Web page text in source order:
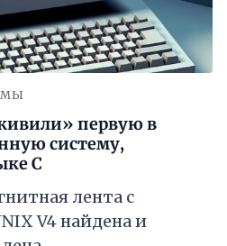
первую в
систему,
C
лента с
V4 найдена и